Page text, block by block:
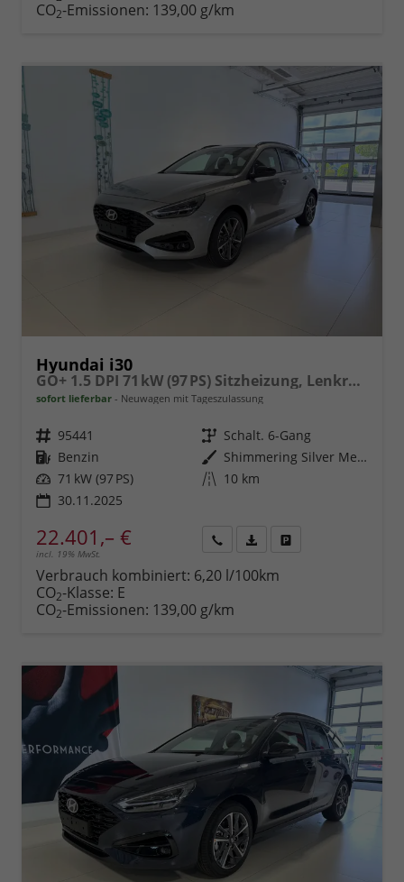
CO2-Emissionen: 139,00 g/km
Hyundai i30
GO+ 1.5 DPI 71 kW (97 PS) Sitzheizung, Lenkradheizung, 2-Zonen-Klimaautomatik, Android Auto, Apple CarPlay, Navigationssystem, DAB, Induktionsladen für Smartphones, 17 Zoll Leichtmetallfelgen, uvm.
sofort lieferbar Neuwagen mit Tageszulassung
Fahrzeugnr. 95441 Getriebe Schalt. 6-Gang
Kraftstoff Benzin Außenfarbe
Shimmering Silver Metallic
Leistung 71 kW (97 PS) Kilometerstand 10 km
30.11.2025
22.401,– €
incl. 19% MwSt.
anfordern
Datei,
Verbrauch kombiniert: 6,20 l/100km
CO2-Klasse: E
CO2-Emissionen: 139,00 g/km